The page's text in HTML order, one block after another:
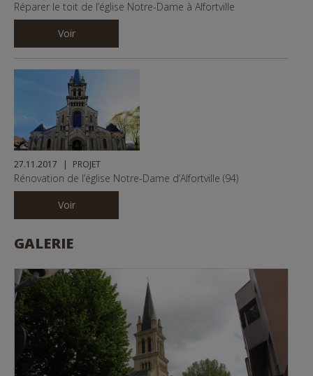
Réparer le toit de l’église Notre-Dame à Alfortville
Voir
27.11.2017 PROJET
Rénovation de l’église Notre-Dame d’Alfortville (94)
Voir
GALERIE